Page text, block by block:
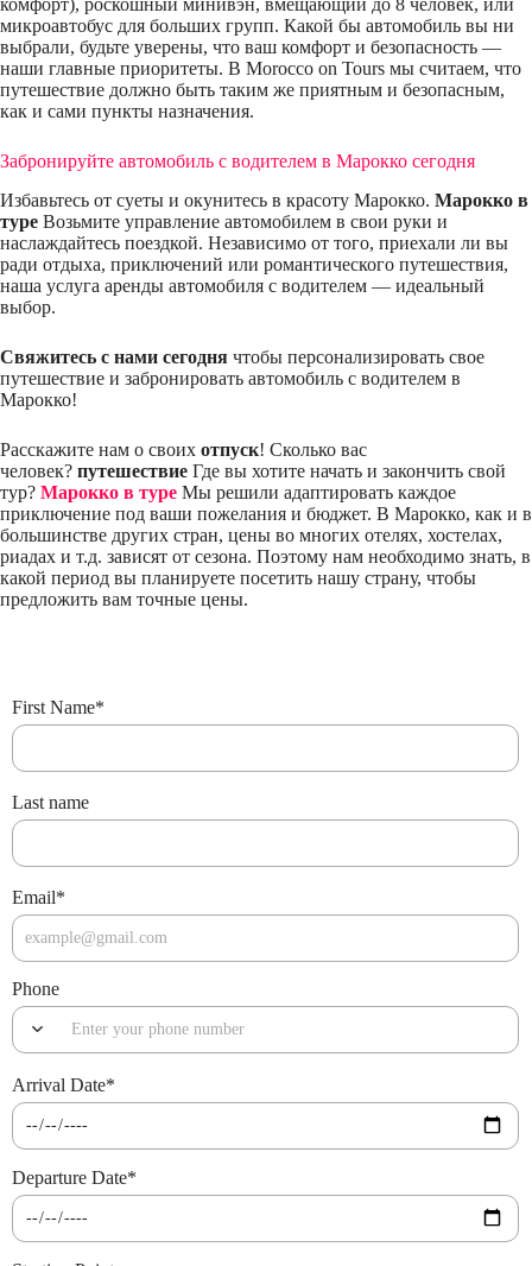
комфорт), роскошный минивэн, вмещающий до 8 человек, или
микроавтобус для больших групп. Какой бы автомобиль вы ни
выбрали, будьте уверены, что ваш комфорт и безопасность —
наши главные приоритеты. В Morocco on Tours мы считаем, что
путешествие должно быть таким же приятным и безопасным,
как и сами пункты назначения.
Забронируйте автомобиль с водителем в Марокко сегодня
Избавьтесь от суеты и окунитесь в красоту Марокко. Марокко в
туре Возьмите управление автомобилем в свои руки и
наслаждайтесь поездкой. Независимо от того, приехали ли вы
ради отдыха, приключений или романтического путешествия,
наша услуга аренды автомобиля с водителем — идеальный
выбор.
Свяжитесь с нами сегодня чтобы персонализировать свое
путешествие и забронировать автомобиль с водителем в
Марокко!
Расскажите нам о своих отпуск! Сколько вас
человек? путешествие Где вы хотите начать и закончить свой
тур? Марокко в туре Мы решили адаптировать каждое
приключение под ваши пожелания и бюджет. В Марокко, как и в
большинстве других стран, цены во многих отелях, хостелах,
риадах и т.д. зависят от сезона. Поэтому нам необходимо знать, в
какой период вы планируете посетить нашу страну, чтобы
предложить вам точные цены.
First Name*
Last name
Email*
Phone
Arrival Date*
Departure Date*